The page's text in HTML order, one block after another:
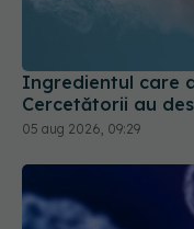
Ingredientul care
05 aug 2026, 09:29